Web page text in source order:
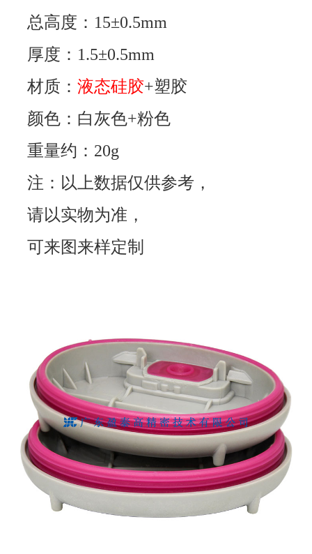
总高度：15±0.5mm
厚度：1.5±0.5mm
材质：液态硅胶+塑胶
颜色：白灰色+粉色
重量约：20g
注：以上数据仅供参考，
请以实物为准，
可来图来样定制